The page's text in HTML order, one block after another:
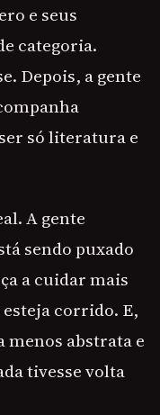
e seus
categoria.
Depois, a gente
só literatura e
A gente
sendo puxado
a cuidar mais
corrido. E,
menos abstrata e
tivesse volta